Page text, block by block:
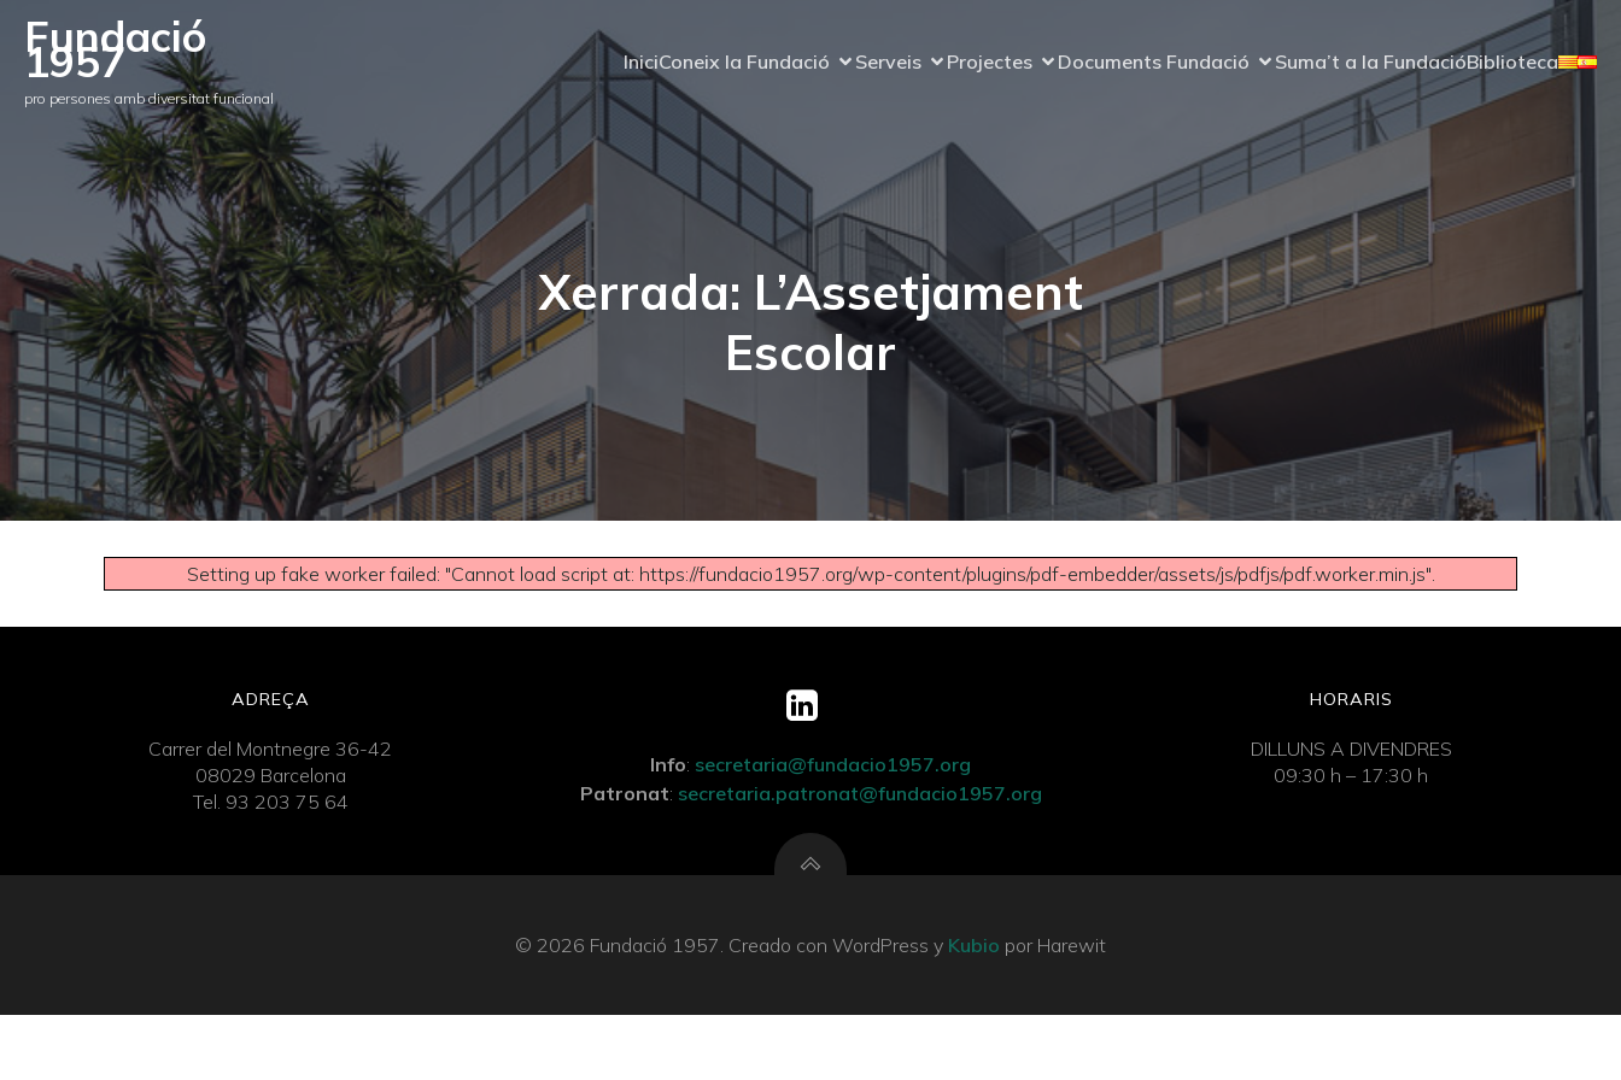
Fundació
1957
pro persones amb diversitat funcional
IniciConeix la Fundació Serveis Projectes Documents Fundació Suma’t a la FundacióBiblioteca
Xerrada: L’Assetjament
Escolar
Setting up fake worker failed: "Cannot load script at: https://fundacio1957.org/wp-content/plugins/pdf-embedder/assets/js/pdfjs/pdf.worker.min.js".
ADREÇA
Carrer del Montnegre 36-42
08029 Barcelona
Tel. 93 203 75 64
Info: secretaria@fundacio1957.org
Patronat: secretaria.patronat@fundacio1957.org
HORARIS
DILLUNS A DIVENDRES
09:30 h – 17:30 h
© 2026 Fundació 1957. Creado con WordPress y Kubio por Harewit